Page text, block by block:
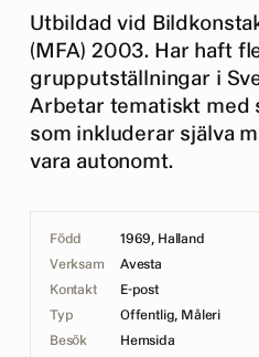
Utbildad vid
(MFA) 2003. Har haft
grupputställningar i
Arbetar tematiskt med
som inkluderar själva
vara autonomt.
Född
1969, Halland
Verksam
Avesta
Kontakt
E-post
Typ
Offentlig, Måleri
Besök
Hemsida